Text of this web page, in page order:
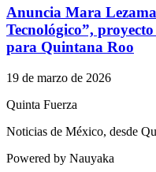
Anuncia Mara
Tecnológico”,
para Quintana Roo
19 de marzo de 2026
Quinta Fuerza
Noticias de México, desde
Powered by Nauyaka